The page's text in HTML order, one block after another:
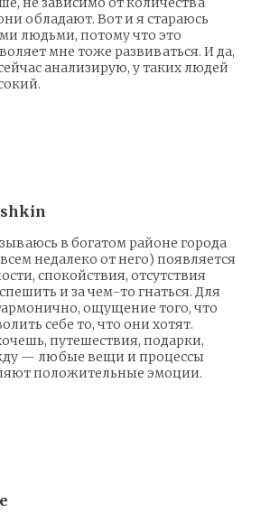
обладают. Вот и я стараюсь
людьми, потому что это
мне тоже развиваться. И да,
анализирую, у таких людей
в богатом районе города
недалеко от него) появляется
спокойствия, отсутствия
и за чем-то гнаться. Для
ощущение того, что
себе то, что они хотят.
путешествия, подарки,
— любые вещи и процессы
положительные эмоции.